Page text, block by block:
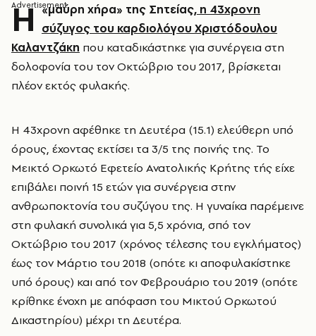
Η «μαύρη χήρα» της Σητείας, η 43χρονη
σύζυγος του καρδιολόγου Χριστόδουλου
Καλαντζάκη που καταδικάστηκε για συνέργεια στη
δολοφονία του τον Οκτώβριο του 2017, βρίσκεται
πλέον εκτός φυλακής.
Η 43χρονη αφέθηκε τη Δευτέρα (15.1) ελεύθερη υπό
όρους, έχοντας εκτίσει τα 3/5 της ποινής της. Το
Μεικτό Ορκωτό Εφετείο Ανατολικής Κρήτης τής είχε
επιβάλει ποινή 15 ετών για συνέργεια στην
ανθρωποκτονία του συζύγου της. Η γυναίκα παρέμεινε
στη φυλακή συνολικά για 5,5 χρόνια, σπό τον
Οκτώβριο του 2017 (χρόνος τέλεσης του εγκλήματος)
έως τον Μάρτιο του 2018 (οπότε κι αποφυλακίστηκε
υπό όρους) και από τον Φεβρουάριο του 2019 (οπότε
κρίθηκε ένοχη με απόφαση του Μικτού Ορκωτού
Δικαστηρίου) μέχρι τη Δευτέρα.